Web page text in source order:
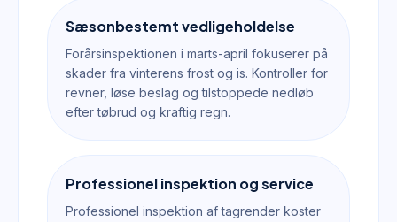
Sæsonbestemt vedligeholdelse
Forårsinspektionen i marts-april fokuserer på
skader fra vinterens frost og is. Kontroller for
revner, løse beslag og tilstoppede nedløb
efter tøbrud og kraftig regn.
Professionel inspektion og service
Professionel inspektion af tagrender koster